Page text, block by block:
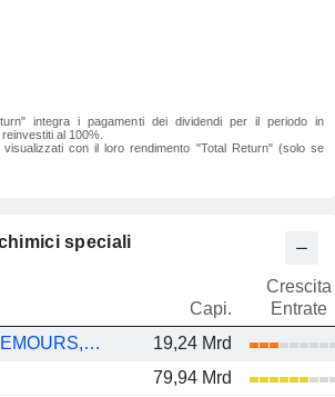
integra i pagamenti dei dividendi per il periodo in
al 100%.
con il loro rendimento "Total Return" (solo se
speciali
Capi.
Crescita
Entrate
DUPONT DE NEMOURS, INC.
19,24 Mrd
79,94 Mrd